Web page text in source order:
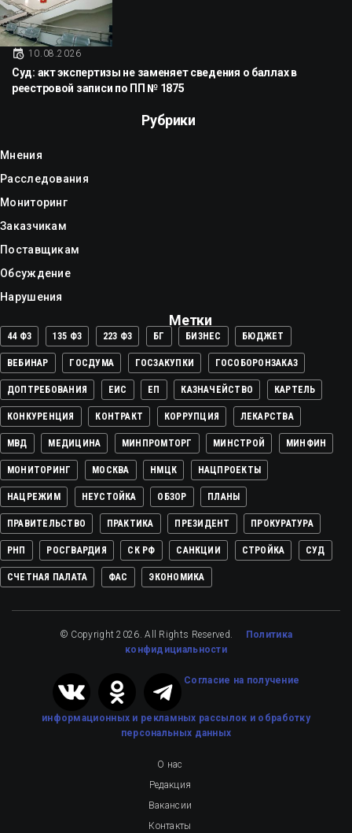
10.08.2026
Суд: акт экспертизы не заменяет сведения о баллах в
реестровой записи по ПП № 1875
Рубрики
Мнения
Расследования
Мониторинг
Заказчикам
Поставщикам
Обсуждение
Нарушения
Метки
44 ФЗ 135 ФЗ 223 ФЗ БГ БИЗНЕС БЮДЖЕТ
ВЕБИНАР ГОСДУМА ГОСЗАКУПКИ ГОСОБОРОНЗАКАЗ
ДОПТРЕБОВАНИЯ ЕИС ЕП КАЗНАЧЕЙСТВО КАРТЕЛЬ
КОНКУРЕНЦИЯ КОНТРАКТ КОРРУПЦИЯ ЛЕКАРСТВА
МВД МЕДИЦИНА МИНПРОМТОРГ МИНСТРОЙ МИНФИН
МОНИТОРИНГ МОСКВА НМЦК НАЦПРОЕКТЫ
НАЦРЕЖИМ НЕУСТОЙКА ОБЗОР ПЛАНЫ
ПРАВИТЕЛЬСТВО ПРАКТИКА ПРЕЗИДЕНТ ПРОКУРАТУРА
РНП РОСГВАРДИЯ СК РФ САНКЦИИ СТРОЙКА СУД
СЧЕТНАЯ ПАЛАТА ФАС ЭКОНОМИКА
© Copyright 2026. All Rights Reserved. Политика
конфидициальности
Cогласие на получение
информационных и рекламных рассылок и обработку
персональных данных
О нас
Редакция
Вакансии
Контакты